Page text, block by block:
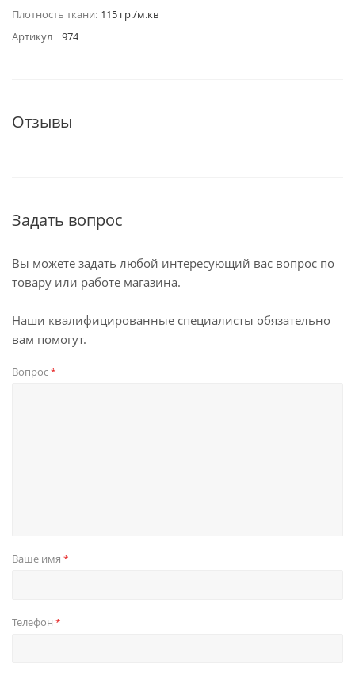
Плотность ткани: 115 гр./м.кв
Артикул
974
Отзывы
Задать вопрос
Вы можете задать любой интересующий вас вопрос по
товару или работе магазина.
Наши квалифицированные специалисты обязательно
вам помогут.
Вопрос*
Ваше имя *
Телефон *